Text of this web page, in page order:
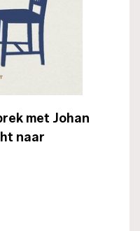
met Johan
naar